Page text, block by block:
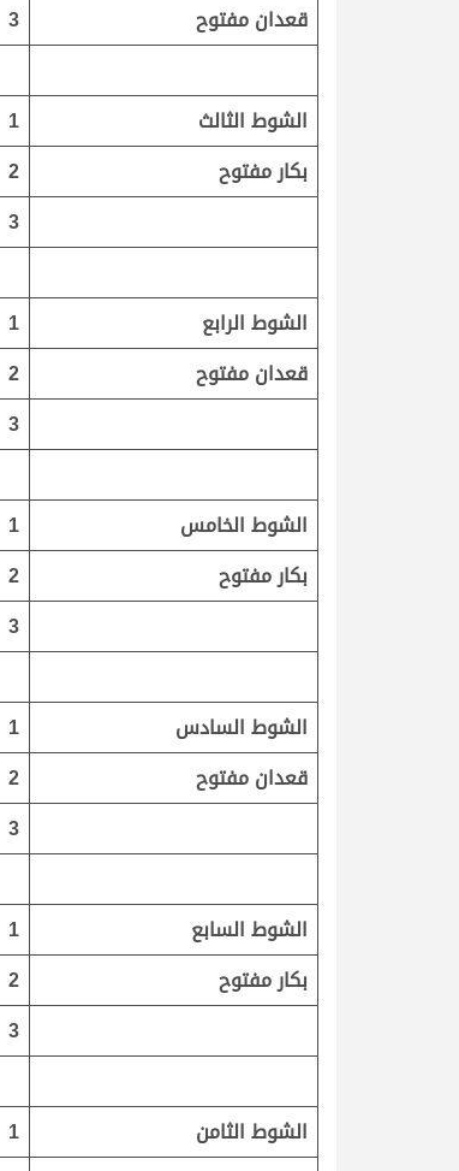
قعدان مفتوح
3
الشوط الثالث 1
بكار مفتوح
2
3
الشوط الرابع 1
قعدان مفتوح
2
3
الشوط الخامس 1
بكار مفتوح
2
3
الشوط السادس 1
قعدان مفتوح
2
3
الشوط السابع 1
بكار مفتوح
2
3
الشوط الثامن 1